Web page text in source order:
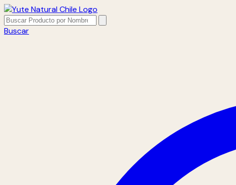
Buscar